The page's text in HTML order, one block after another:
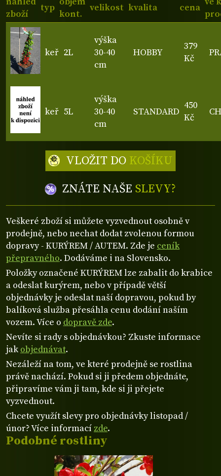
zboží
typ
kont.
velikost kvalita cena
keř 2L
výška
30-40
cm
HOBBY
379
Kč
keř 5L
výška
30-40
cm
STANDARD
450
Kč
ZNÁTE NAŠE SLEVY?
VLOŽIT DO KOŠÍKU
Podobné rostliny
Veškeré zboží si můžete vyzvednout osobně v
prodejně, nebo nechat dodat zvolenou formou
dopravy - KURÝREM / AUTEM. Zde je ceník
přepravného. Dodáváme i na Slovensko.
Položky označené KURÝREM lze zabalit do krabice
a odeslat kurýrem, nebo v případě větší
objednávky je odeslat naší dopravou, pokud by
balíková služba přesáhla cenu dodání naším
vozem. Více o dopravě zde.
Nevíte si rady s objednávkou? Zkuste informace
jakobjednávat.
Nezáleží na tom, ve které prodejně se rostlina
právě nachází. Pokud si ji předem objednáte,
připravíme vám ji tam, kde si ji přejete
vyzvednout.
Chcete využít slevy pro objednávky listopad /
únor? Více informací zde.